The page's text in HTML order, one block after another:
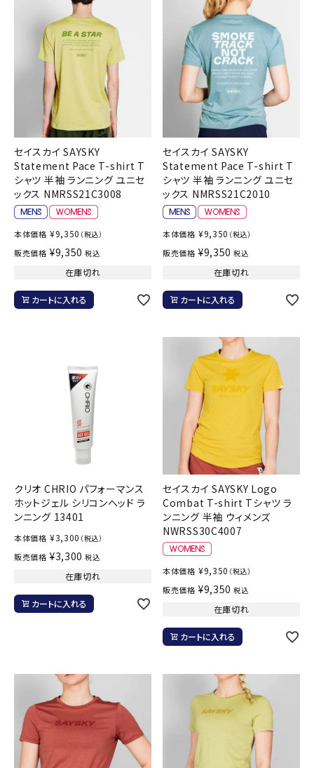
セイスカイ SAYSKY
Statement Pace T-shirt T
シャツ 半袖 ランニング ユニセ
ックス NMRSS21C3008
本体価格 ¥9,350 （税込）
販売価格 ¥9,350 税込
在庫切れ
カートに入れる
セイスカイ SAYSKY
Statement Pace T-shirt T
シャツ 半袖 ランニング ユニセ
ックス NMRSS21C2010
本体価格 ¥9,350 （税込）
販売価格 ¥9,350 税込
在庫切れ
カートに入れる
クリオ CHRIO パフォーマンス
ホットジェル シリコンヘッド ラ
ンニング 13401
本体価格 ¥3,300 （税込）
販売価格 ¥3,300 税込
在庫切れ
カートに入れる
セイスカイ SAYSKY Logo
Combat T-shirt Tシャツ ラ
ンニング 半袖 ウィメンズ
NWRSS30C4007
本体価格 ¥9,350 （税込）
販売価格 ¥9,350 税込
在庫切れ
カートに入れる